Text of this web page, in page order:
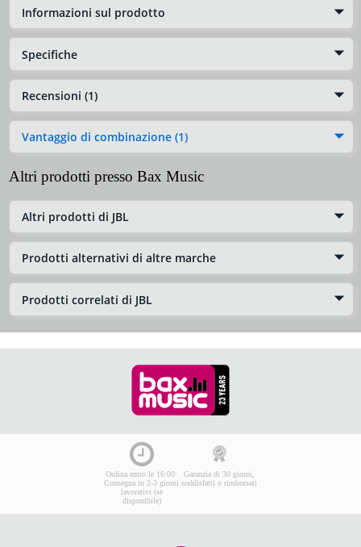
Informazioni sul prodotto
Specifiche
Recensioni (1)
Vantaggio di combinazione (1)
Altri prodotti presso Bax Music
Altri prodotti di JBL
Prodotti alternativi di altre marche
Prodotti correlati di JBL
Ordina entro le 16:00:
Consegna in 2-3 giorni
lavorativi (se
disponibile)
Garanzia di 30 giorni,
soddisfatti o rimborsati